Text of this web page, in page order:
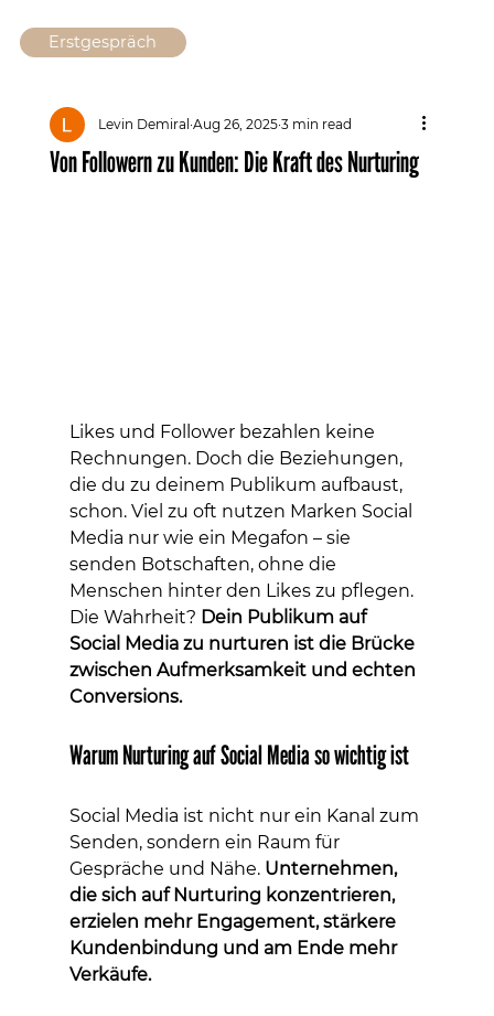
Erstgespräch
Von Followern zu Kunden: Die Kraft des Nurturing
Levin Demiral Aug 26, 2025 3 min read
Likes und Follower bezahlen keine
Rechnungen. Doch die Beziehungen,
die du zu deinem Publikum aufbaust,
schon. Viel zu oft nutzen Marken Social
Media nur wie ein Megafon – sie
senden Botschaften, ohne die
Menschen hinter den Likes zu pflegen.
Die Wahrheit? Dein Publikum auf
Social Media zu nurturen ist die Brücke
zwischen Aufmerksamkeit und echten
Conversions.
Warum Nurturing auf Social Media so wichtig ist
Social Media ist nicht nur ein Kanal zum
Senden, sondern ein Raum für
Gespräche und Nähe. Unternehmen,
die sich auf Nurturing konzentrieren,
erzielen mehr Engagement, stärkere
Kundenbindung und am Ende mehr
Verkäufe.